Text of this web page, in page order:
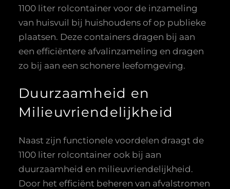
1100 liter rolcontainer voor de inzameling
van huisvuil bij huishoudens of op publieke
plaatsen. Deze containers dragen bij aan
een efficiëntere afvalinzameling en dragen
zo bij aan een schonere leefomgeving.
Duurzaamheid en
Milieuvriendelijkheid
Naast zijn functionele voordelen draagt de
1100 liter rolcontainer ook bij aan
duurzaamheid en milieuvriendelijkheid.
Door het efficiënt beheren van afvalstromen